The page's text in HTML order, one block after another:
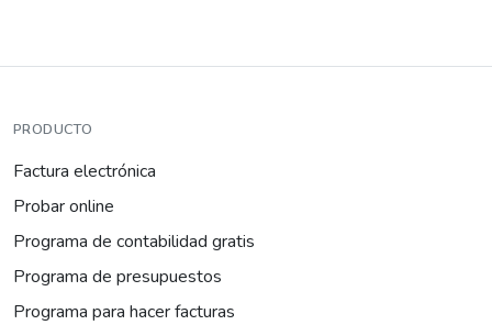
PRODUCTO
Factura electrónica
Probar online
Programa de contabilidad gratis
Programa de presupuestos
Programa para hacer facturas